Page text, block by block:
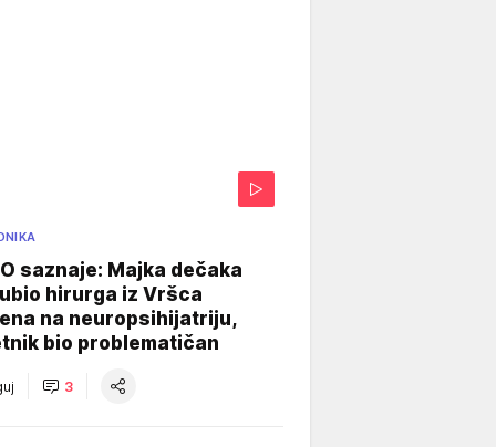
saznaje: Majka dečaka
hirurga iz Vršca
na neuropsihijatriju,
bio problematičan
3